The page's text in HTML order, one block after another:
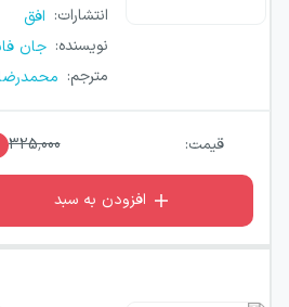
انتشارات: افق
نویسنده: جان
مترجم:
قیمت: 325,000
افزودن به سبد